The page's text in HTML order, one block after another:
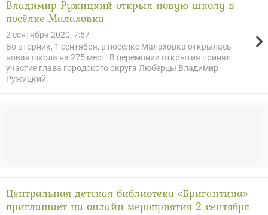
Владимир Ружицкий открыл новую школу в
посёлке Малаховка
2 сентября 2020, 7:57
Во вторник, 1 сентября, в посёлке Малаховка открылась
новая школа на 275 мест. В церемонии открытия принял
участие глава городского округа Люберцы Владимир
Ружицкий.
Центральная детская библиотека «Бригантина»
приглашает на онлайн-мероприятия 2 сентября